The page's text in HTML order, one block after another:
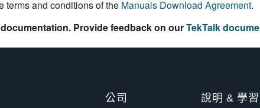
terms and conditions of the Manuals Download Agreement.
Provide feedback on ourTekTalk
公司 說明 & 學習